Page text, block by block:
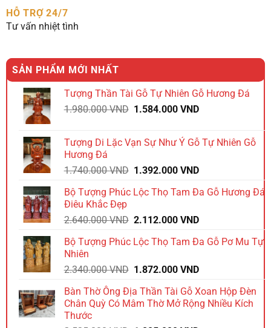
HỖ TRỢ 24/7
Tư vấn nhiệt tình
SẢN PHẨM MỚI NHẤT
Tượng Thần Tài Gỗ Tự Nhiên Gỗ Hương Đá
1.980.000VND Giá
1.980.000 VND.
1.584.000VNDGiá
là:
Tượng Di Lặc Vạn Sự Như Ý Gỗ Tự Nhiên Gỗ
Hương Đá
1.740.000VND Giá
là:
1.392.000VNDGiá
tại
1.392.000 VND.
Bộ Tượng Phúc Lộc Thọ Tam Đa Gỗ Hương Đá
Điêu Khắc Đẹp
2.640.000VND Giá
là:
2.112.000VNDGiá
tại
2.112.000 VND.
Bộ Tượng Phúc Lộc Thọ Tam Đa Gỗ Pơ Mu Tự
Nhiên
2.340.000VND Giá
là:
2.340.000 VND.
1.872.000VNDGiá
tại
là:
Bàn Thờ Ông Địa Thần Tài Gỗ Xoan Hộp Đèn
Chân Quỳ Có Mâm Thờ Mở Rộng Nhiều Kích
Thước